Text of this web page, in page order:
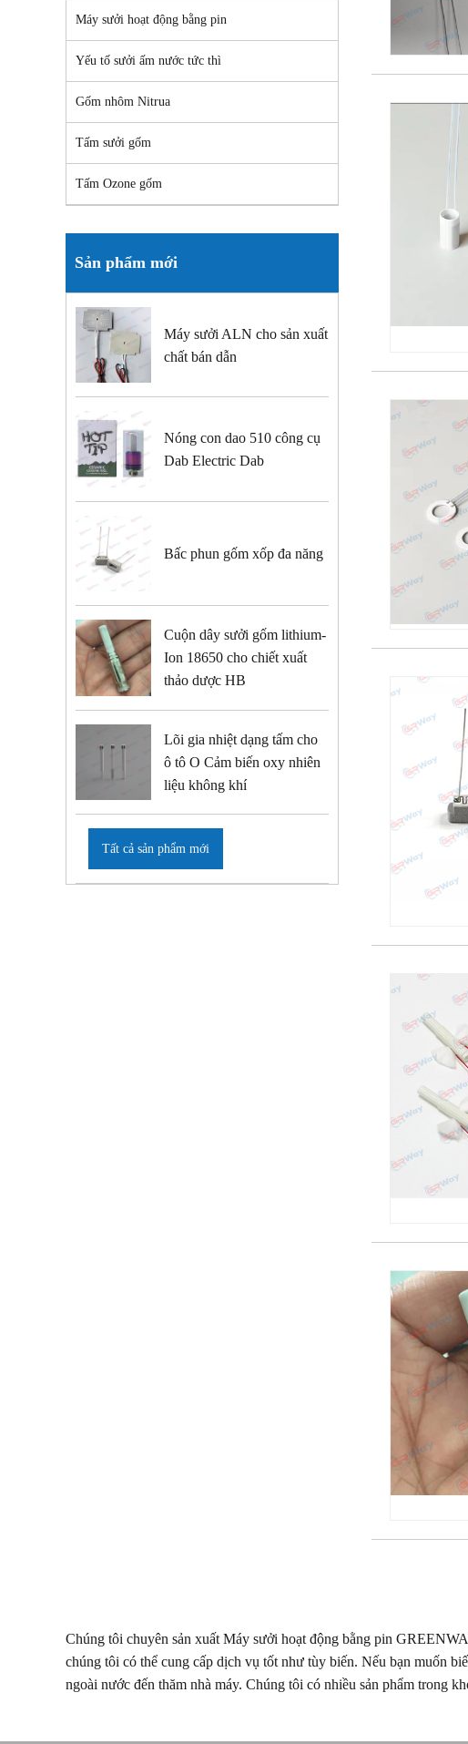
Máy sưởi hoạt động bằng pin
Yếu tố sưởi ấm nước tức thì
Gốm nhôm Nitrua
Tấm sưởi gốm
Tấm Ozone gốm
Sản phẩm mới
Máy sưởi ALN cho sản xuất
chất bán dẫn
Nóng con dao 510 công cụ
Dab Electric Dab
Bấc phun gốm xốp đa năng
Cuộn dây sưởi gốm lithium-
Ion 18650 cho chiết xuất
thảo dược HB
Lõi gia nhiệt dạng tấm cho
ô tô O Cảm biến oxy nhiên
liệu không khí
Tất cả sản phẩm mới
Chúng tôi chuyên sản xuất Máy sưởi hoạt động bằng pin
chúng tôi có thể cung cấp dịch vụ tốt như tùy biến. Nếu bạn muốn
ngoài nước đến thăm nhà máy. Chúng tôi có nhiều sản phẩm trong